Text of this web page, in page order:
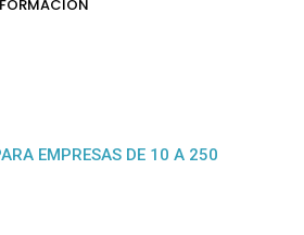
EMPRESAS DE 10 A 250